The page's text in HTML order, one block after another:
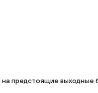
предстоящие выходные